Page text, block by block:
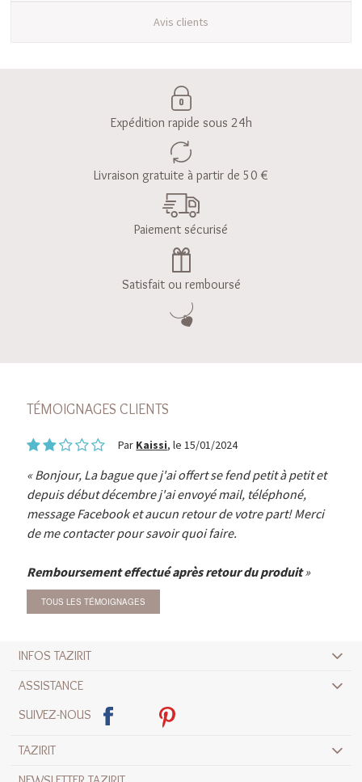
Avis clients
Expédition rapide sous 24h
Livraison gratuite à partir de 50 €
Paiement sécurisé
Satisfait ou remboursé
TÉMOIGNAGES CLIENTS
Par Kaissi, le 15/01/2024
Bonjour, La bague que j'ai offert se fend petit à petit et
depuis début décembre j'ai envoyé mail, téléphoné,
message Facebook et aucun retour de votre part! Merci
de me contacter pour savoir quoi faire.
Remboursement effectué après retour du produit
TOUS LES TÉMOIGNAGES
INFOS TAZIRIT
ASSISTANCE
SUIVEZ-NOUS
TAZIRIT